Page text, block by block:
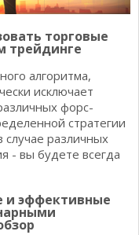
торговые
трейдинге
алгоритма,
исключает
форс-
стратегии
случае различных
- вы будете всегда
и эффективные